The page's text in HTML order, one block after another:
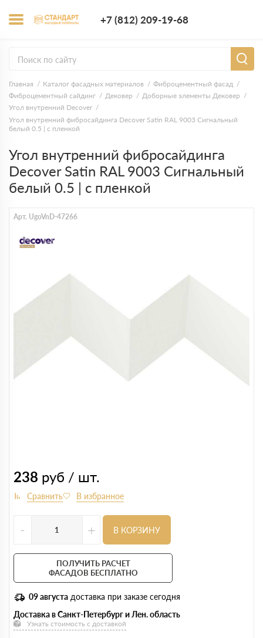
+7 (812) 209-19-68
Главная Каталог фасадных материалов
Фиброцементный фасад
Фиброцементный сайдинг
Дековер
Доборные элементы Дековер
Угол внутренний Decover
Угол внутренний фибросайдинга Decover Satin RAL 9003 Сигнальный
белый 0.5 | с пленкой
Угол внутренний фибросайдинга
Decover Satin RAL 9003 Сигнальный
белый 0.5 | с пленкой
Арт. UgoVnD-47266
238 руб / шт.
- + В КОРЗИНУ
ПОЛУЧИТЬ РАСЧЕТ
ФАСАДОВ БЕСПЛАТНО
09 августа доставка при заказе сегодня
Доставка в Санкт-Петербург и Лен. область
Узнать стоимость с доставкой